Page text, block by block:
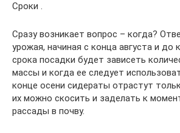
Сроки .
Сразу возникает вопрос – когда?
урожая, начиная с конца августа и до
срока посадки будет зависеть
массы и когда ее следует
конце осени сидераты отрастут
их можно скосить и заделать к
рассады в почву.